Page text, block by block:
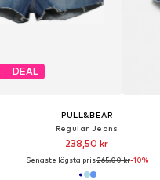
DEAL
PULL&BEAR
Regular Jeans
238,50 kr
Senaste lägsta pris:265,00 kr-10%